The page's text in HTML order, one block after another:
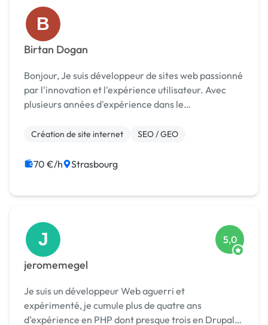
B
Birtan Dogan
Bonjour, Je suis développeur de sites web passionné
par l'innovation et l'expérience utilisateur. Avec
plusieurs années d'expérience dans le
performantes, je me spécialise dans la création de
Création de site internet SEO / GEO
70 €/h Strasbourg
J
jeromemegel
5,0
Je suis un développeur Web aguerri et
expérimenté, je cumule plus de quatre ans
d’expérience en PHP dont presque trois en Drupal